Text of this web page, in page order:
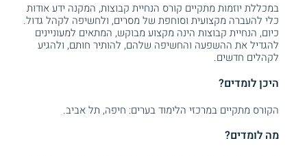
במכללת יוזמות מתקיים קורס הנחיית קבוצות, המקנה ידע אודות
כלי להעברה מקצועית וסוחפת של מסרים, ולחשיפה לקהל גדול.
כיום, הנחיית קבוצות הינה מקצוע מבוקש, המתאים למעוניינים
להגדיל את ההשפעה והחשיפה שלהם, להותיר חותם, ולהגיע
לקהלים חדשים.
היכן לומדים?
הקורס מתקיים במרכזי הלימוד בערים: חיפה, תל אביב.
מה לומדים?